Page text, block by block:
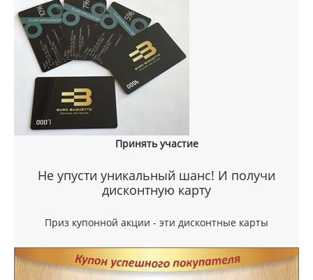
Принять участие
Не упусти уникальный шанс! И получи
дисконтную карту
Приз купонной акции - эти дисконтные карты